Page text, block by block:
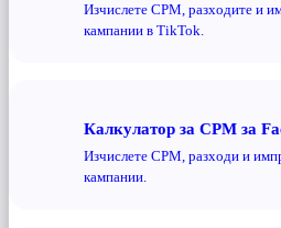
Изчислете CPM, разходите и
кампании в TikTok.
Калкулатор за CPM за
Изчислете CPM, разходи и
кампании.